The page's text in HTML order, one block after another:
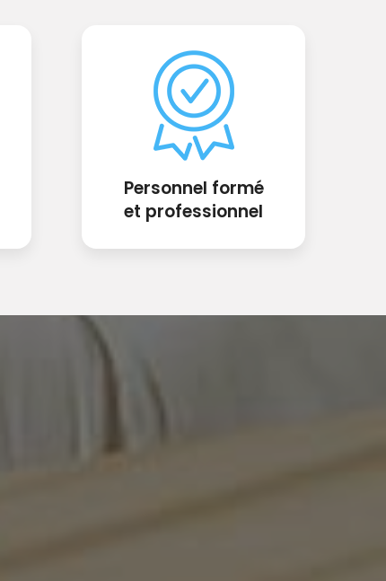
Personnel formé
et professionnel